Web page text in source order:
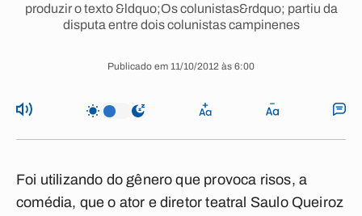
produzir o texto &ldquo;Os colunistas&rdquo; partiu da
disputa entre dois colunistas campinenes
Publicado em 11/10/2012 às 6:00
Foi utilizando do gênero que provoca risos, a
comédia, que o ator e diretor teatral Saulo Queiroz